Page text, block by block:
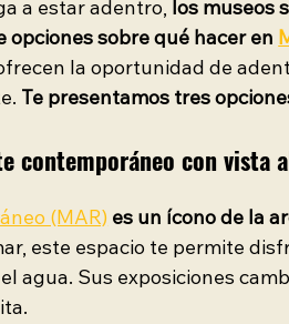
a estar adentro, los museos
sobre qué hacer en
la oportunidad de
Te presentamos tres
contemporáneo con vista
(MAR) es un ícono de la
este espacio te permite
agua. Sus exposiciones